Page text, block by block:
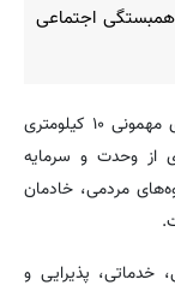
اجتماعی
، مهدی اخ‌الصنایع در حاشیه برگزاری مهمونی ۱۰ کیلومتری
از وحدت و سرمایه
مردمی، خادمان
خدماتی، پذیرایی و